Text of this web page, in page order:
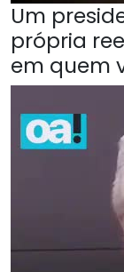
Um
própria
em quem